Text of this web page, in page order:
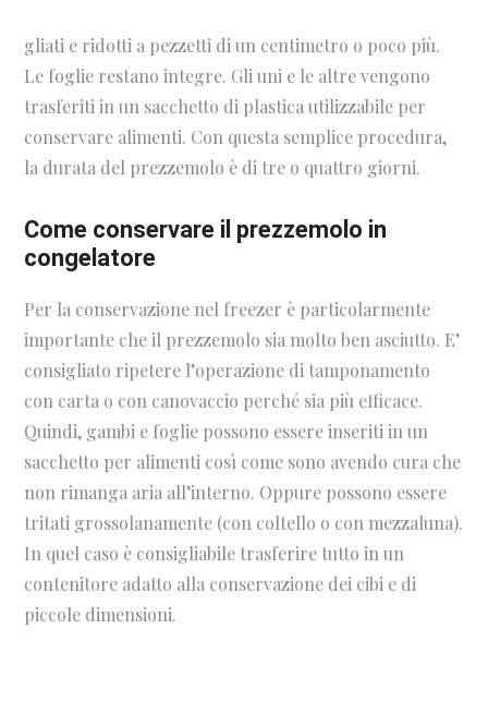
gliati e ridotti a pezzetti di un centimetro o poco più.
Le foglie restano integre. Gli uni e le altre vengono
trasferiti in un sacchetto di plastica utilizzabile per
conservare alimenti. Con questa semplice procedura,
la durata del prezzemolo è di tre o quattro giorni.
Come conservare il prezzemolo in
congelatore
Per la conservazione nel freezer è particolarmente
importante che il prezzemolo sia molto ben asciutto. E’
consigliato ripetere l’operazione di tamponamento
con carta o con canovaccio perché sia più efficace.
Quindi, gambi e foglie possono essere inseriti in un
sacchetto per alimenti così come sono avendo cura che
non rimanga aria all’interno. Oppure possono essere
tritati grossolanamente (con coltello o con mezzaluna).
In quel caso è consigliabile trasferire tutto in un
contenitore adatto alla conservazione dei cibi e di
piccole dimensioni.